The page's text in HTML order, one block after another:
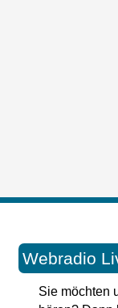
Webradio
Sie möchten